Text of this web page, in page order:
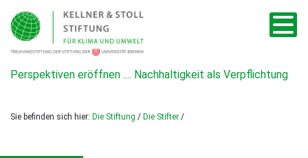
Perspektiven eröffnen .... Nachhaltigkeit als Verpflichtung
Sie befinden sich hier: Die Stiftung / Die Stifter /